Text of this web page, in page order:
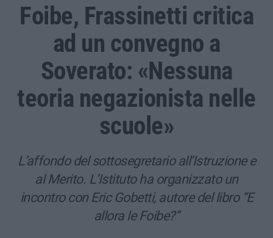
Foibe, Frassinetti critica
ad un convegno a
Soverato: «Nessuna
teoria negazionista nelle
scuole»
L’affondo del sottosegretario all’Istruzione e
al Merito. L’Istituto ha organizzato un
incontro con Eric Gobetti, autore del libro “E
allora le Foibe?”